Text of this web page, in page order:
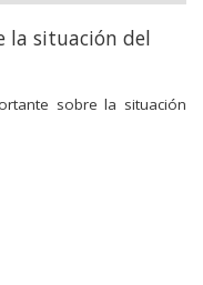
la situación del
sobre la situación